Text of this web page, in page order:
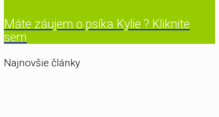
Máte záujem o psíka Kylie ? Kliknite
sem
Najnovšie články